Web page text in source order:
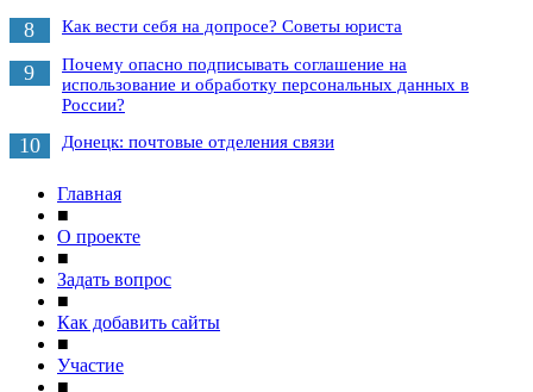
8 Как вести себя на допросе? Советы юриста
9
Почему опасно подписывать соглашение на
использование и обработку персональных данных в
России?
10 Донецк: почтовые отделения связи
Главная
■
О проекте
■
Задать вопрос
■
Как добавить сайты
■
Участие
■